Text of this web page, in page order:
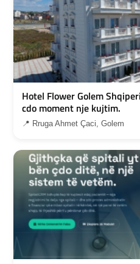
Hotel Flower Golem
cdo moment nje kujtim.
📍 Rruga Ahmet Çaci, Golem